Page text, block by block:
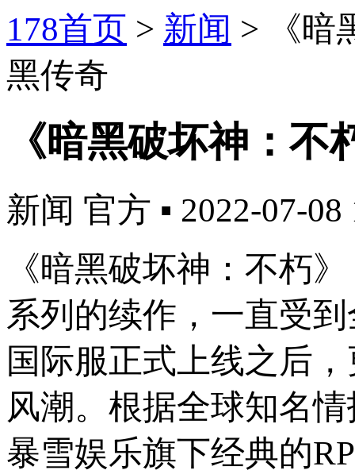
178首页 > 新闻 >
《
黑传奇
《暗黑破坏神：
新闻 官方 ▪ 2022-07-08
《暗黑破坏神：不朽
系列的续作，一直受
国际服正式上线之后
风潮。根据全球知名
暴雪娱乐旗下经典的